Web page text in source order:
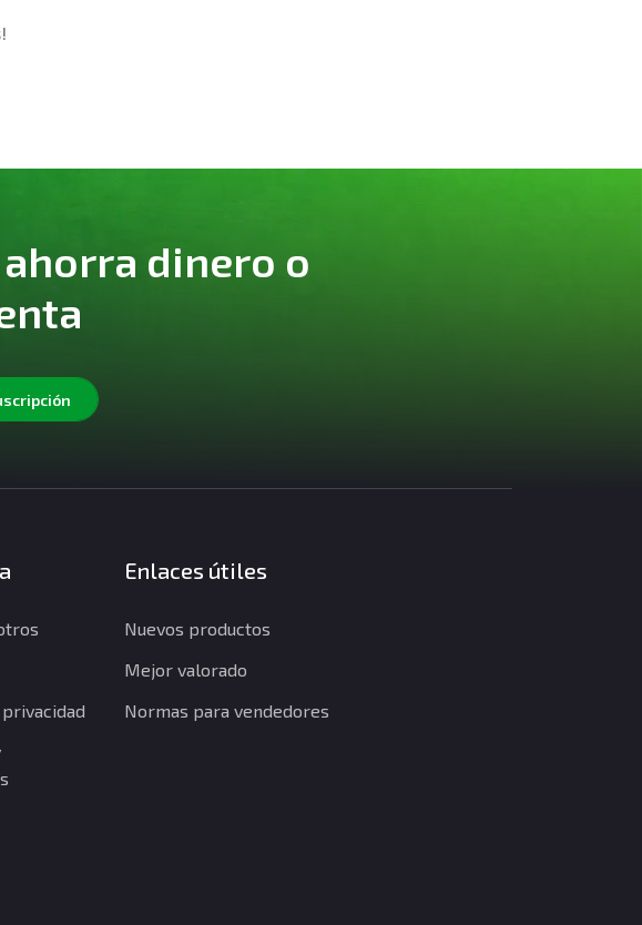
dinero o
Enlaces útiles
Nuevos productos
Mejor valorado
Normas para vendedores